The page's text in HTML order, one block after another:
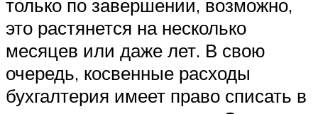
только по завершении, возможно,
это растянется на несколько
месяцев или даже лет. В свою
очередь, косвенные расходы
бухгалтерия имеет право списать в